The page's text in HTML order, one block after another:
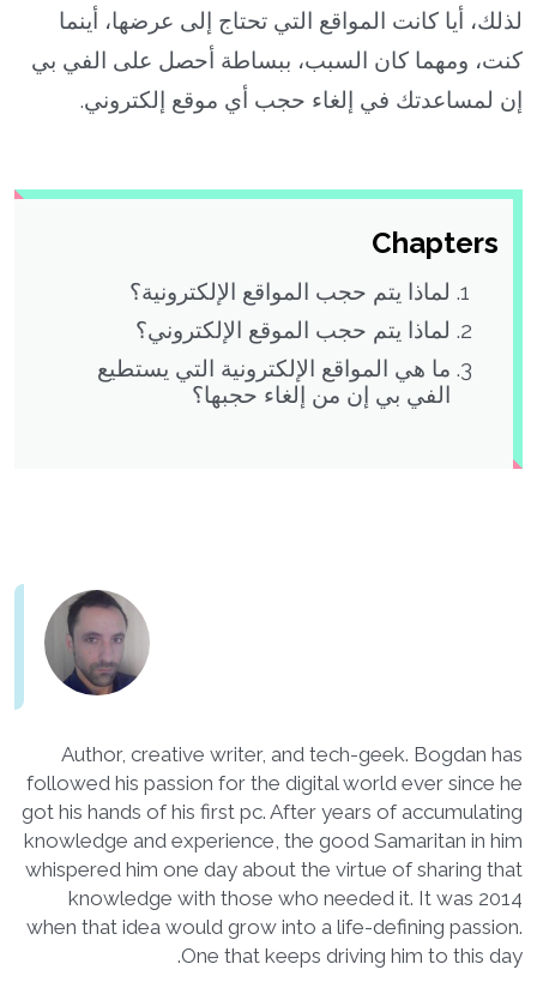
لذلك، أيا كانت المواقع التي تحتاج إلى عرضها، أينما
كنت، ومهما كان السبب، ببساطة أحصل على الفي بي
إن لمساعدتك في إلغاء حجب أي موقع إلكتروني.
Chapters
لماذا يتم حجب المواقع الإلكترونية؟
لماذا يتم حجب الموقع الإلكتروني؟
ما هي المواقع الإلكترونية التي يستطيع
الفي بي إن من إلغاء حجبها؟
Author, creative writer, and tech-geek. Bogdan has
followed his passion for the digital world ever since he
got his hands of his first pc. After years of accumulating
knowledge and experience, the good Samaritan in him
whispered him one day about the virtue of sharing that
knowledge with those who needed it. It was 2014
when that idea would grow into a life-defining passion.
One that keeps driving him to this day.